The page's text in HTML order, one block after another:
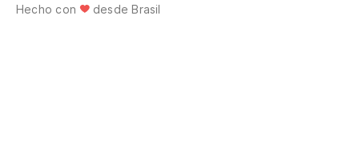
Hecho con
desde Brasil